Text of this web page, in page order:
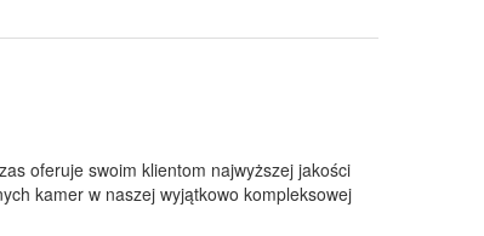
oferuje swoim klientom najwyższej jakości
kamer w naszej wyjątkowo kompleksowej